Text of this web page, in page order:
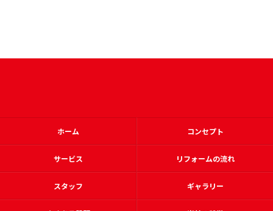
ホーム コンセプト
サービス リフォームの流れ
スタッフ ギャラリー